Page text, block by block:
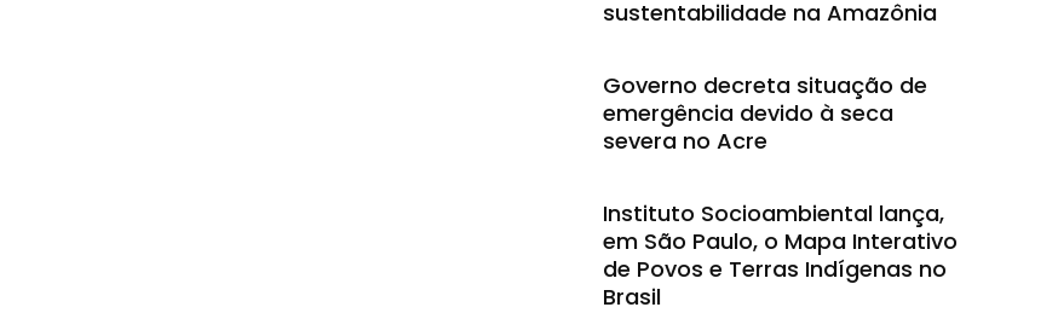
sustentabilidade na Amazônia
Governo decreta situação de
emergência devido à seca
severa no Acre
Instituto Socioambiental lança,
em São Paulo, o Mapa Interativo
de Povos e Terras Indígenas no
Brasil